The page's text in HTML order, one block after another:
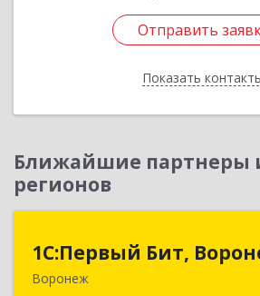
Отправить
Показать
Отправить
Назад
Ближайшие партнеры
регионов
1С:Первый Бит,
Воронеж
1С:Первый
394006, Воронежская обл,